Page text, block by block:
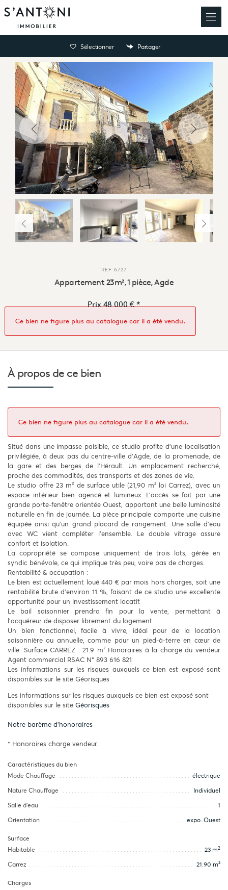
Sélectionner Partager
REF 6727
Appartement 23m², 1 pièce, Agde
Prix48 000 €*
Ce bien ne figure plus au catalogue car il a été vendu.
À propos de ce bien
Ce bien ne figure plus au catalogue car il a été vendu.
Situé dans une impasse paisible, ce studio profite d’une localisation
privilégiée, à deux pas du centre-ville d’Agde, de la promenade, de
la gare et des berges de l’Hérault. Un emplacement recherché,
proche des commodités, des transports et des zones de vie.
Le studio offre 23 m² de surface utile (21,90 m² loi Carrez), avec un
espace intérieur bien agencé et lumineux. L’accès se fait par une
grande porte-fenêtre orientée Ouest, apportant une belle luminosité
naturelle en fin de journée. La pièce principale comporte une cuisine
équipée ainsi qu’un grand placard de rangement. Une salle d’eau
avec WC vient compléter l’ensemble. Le double vitrage assure
confort et isolation.
La copropriété se compose uniquement de trois lots, gérée en
syndic bénévole, ce qui implique très peu, voire pas de charges.
Rentabilité & occupation :
Le bien est actuellement loué 440 € par mois hors charges, soit une
rentabilité brute d’environ 11 %, faisant de ce studio une excellente
opportunité pour un investissement locatif.
Le bail saisonnier prendra fin pour la vente, permettant à
l’acquéreur de disposer librement du logement.
Un bien fonctionnel, facile à vivre, idéal pour de la location
saisonnière ou annuelle, comme pour un pied-à-terre en cœur de
ville. Surface CARREZ : 21.9 m² Honoraires à la charge du vendeur
Agent commercial RSAC N° 893 616 821
Les informations sur les risques auxquels ce bien est exposé sont
disponibles sur le site Géorisques
Les informations sur les risques auxquels ce bien est exposé sont
disponibles sur le site Géorisques
Notre barème d'honoraires
* Honoraires charge vendeur.
Caractéristiques du bien
Mode Chauffage
électrique
Nature Chauffage Individuel
Salle d’eau 1
Orientation expo. Ouest
Surface
Habitable
23 m2
Carrez 21.90 m²
Charges